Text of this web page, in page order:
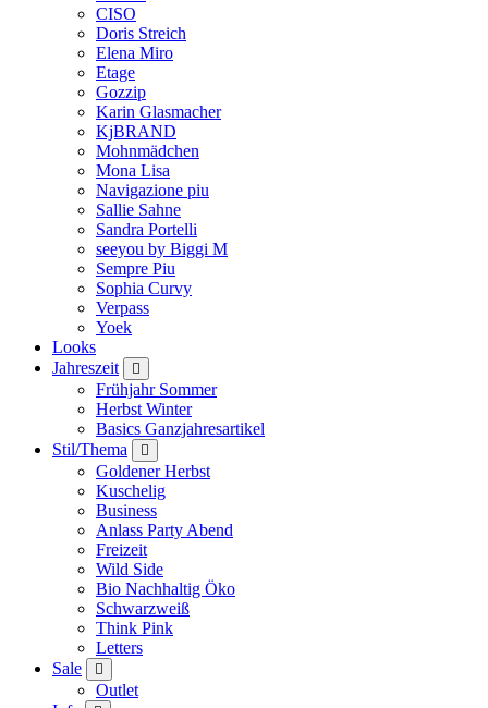
CISO
Doris Streich
Elena Miro
Etage
Gozzip
Karin Glasmacher
KjBRAND
Mohnmädchen
Mona Lisa
Navigazione piu
Sallie Sahne
Sandra Portelli
seeyou by Biggi M
Sempre Piu
Sophia Curvy
Verpass
Yoek
Looks
Jahreszeit
Frühjahr Sommer
Herbst Winter
Basics Ganzjahresartikel
Stil/Thema
Goldener Herbst
Kuschelig
Business
Anlass Party Abend
Freizeit
Wild Side
Bio Nachhaltig Öko
Schwarzweiß
Think Pink
Letters
Sale
Outlet